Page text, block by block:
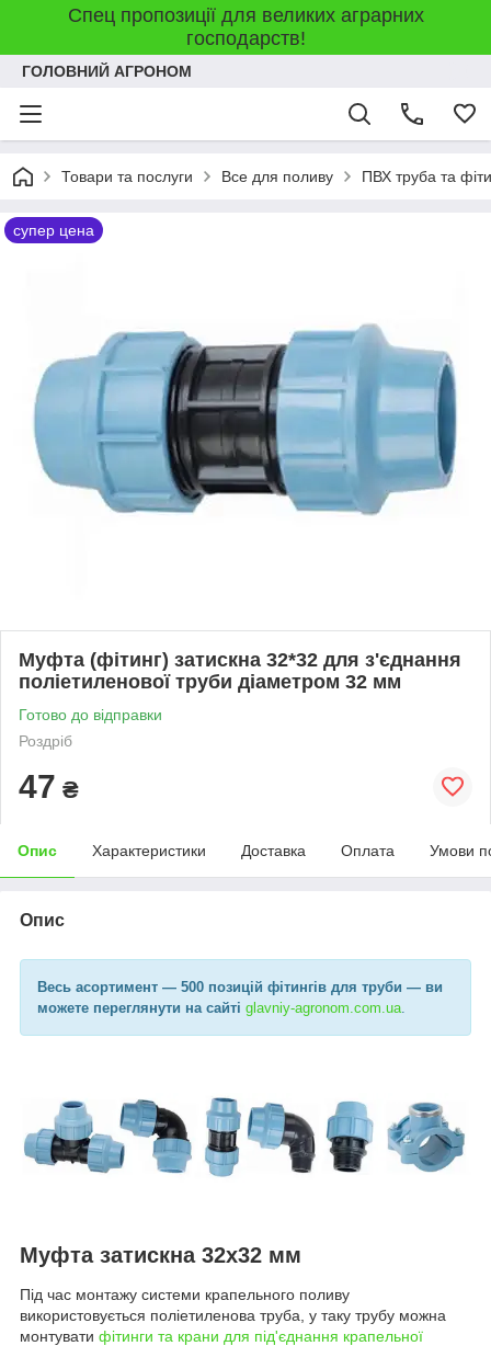
Спец пропозиції для великих аграрних
господарств!
ГОЛОВНИЙ АГРОНОМ
Товари та послуги Все для поливу ПВХ труба та
супер цена
Муфта (фітинг) затискна 32*32 для з'єднання
поліетиленової труби діаметром 32 мм
Готово до відправки
Роздріб
47 ₴
Опис Характеристики Доставка Оплата Умови
Опис
Весь асортимент — 500 позицій фітингів для труби — ви
можете переглянути на сайті glavniy-agronom.com.ua​
Муфта затискна 32х32 мм
Під час монтажу системи крапельного поливу
використовується поліетиленова труба, у таку трубу можна
монтувати фітинги та крани для під'єднання крапельної